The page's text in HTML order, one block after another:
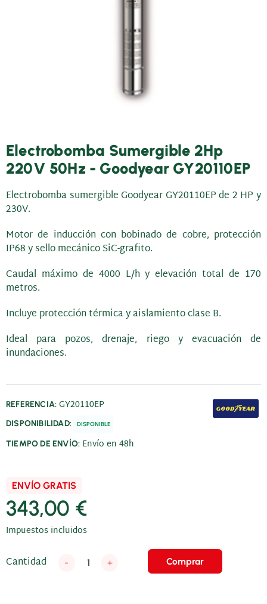
Electrobomba Sumergible 2Hp
220V 50Hz - Goodyear GY20110EP
Electrobomba sumergible Goodyear GY20110EP de 2 HP y
230V.
Motor de inducción con bobinado de cobre, protección
IP68 y sello mecánico SiC-grafito.
Caudal máximo de 4000 L/h y elevación total de 170
metros.
Incluye protección térmica y aislamiento clase B.
Ideal para pozos, drenaje, riego y evacuación de
inundaciones.
REFERENCIA: GY20110EP
DISPONIBILIDAD: DISPONIBLE
TIEMPO DE ENVÍO: Envío en 48h
ENVÍO GRATIS
343,00 €
Impuestos incluidos
Cantidad - + Comprar